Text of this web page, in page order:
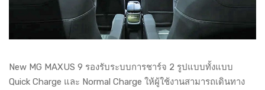
New MG MAXUS 9 รองรับระบบการชาร์จ 2 รูปแบบทั้งแบบ
Quick Charge และ Normal Charge ให้ผู้ใช้งานสามารถเดินทาง